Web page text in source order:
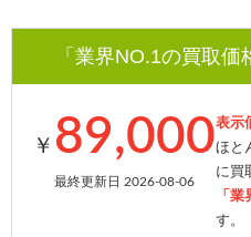
「業界NO.1の買取価
￥ 89,000
最終更新日 2026-08-06
表示
ほと
に買
「
す。